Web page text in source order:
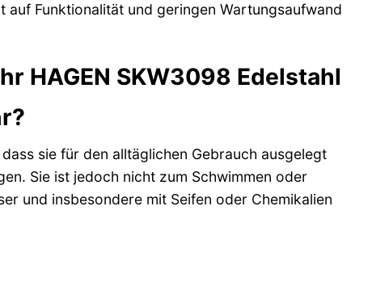
Funktionalität und geringen Wartungsaufwand
HAGEN SKW3098 Edelstahl
sie für den alltäglichen Gebrauch ausgelegt
Sie ist jedoch nicht zum Schwimmen oder
und insbesondere mit Seifen oder Chemikalien